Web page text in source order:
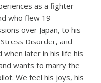
as a fighter
who flew 19
over Japan, to his
Disorder, and
later in his life his
wants to marry the
We feel his joys, his